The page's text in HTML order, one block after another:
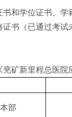
和学位证书、
书（已通过考试
兖矿新里程总医院
部